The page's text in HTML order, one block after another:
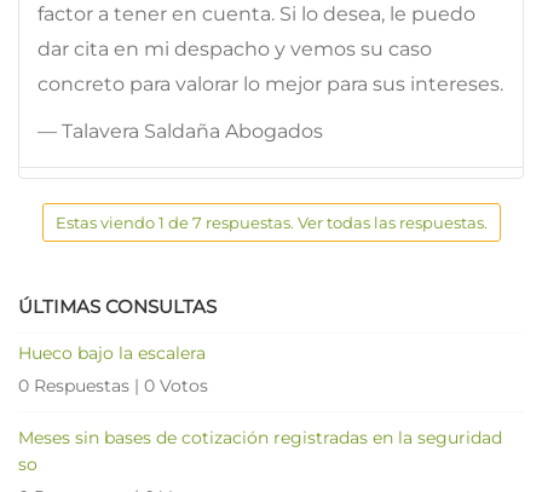
factor a tener en cuenta. Si lo desea, le puedo
dar cita en mi despacho y vemos su caso
concreto para valorar lo mejor para sus intereses.
— Talavera Saldaña Abogados
Estas viendo 1 de 7 respuestas. Ver todas las respuestas.
ÚLTIMAS CONSULTAS
Hueco bajo la escalera
0 Respuestas | 0 Votos
Meses sin bases de cotización registradas en la seguridad
so